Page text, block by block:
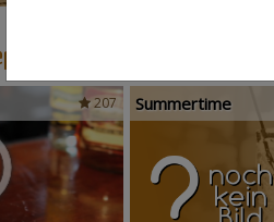
mit Crème de Cassis
207 Summertime